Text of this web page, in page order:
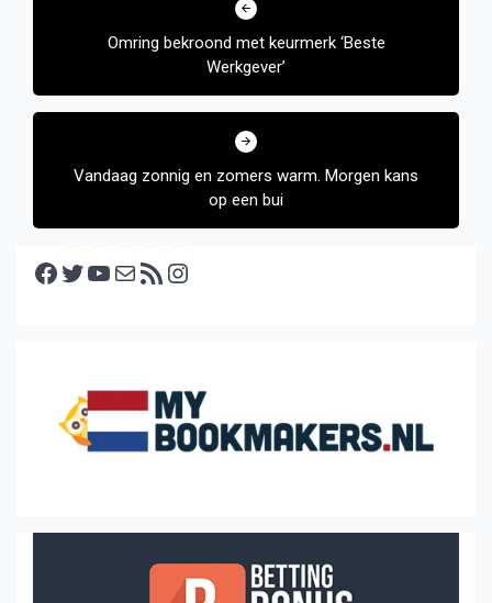
Omring bekroond met keurmerk ‘Beste
Werkgever’
Vandaag zonnig en zomers warm. Morgen kans
op een bui
Facebook Twitter YouTube E-mail RSS feed